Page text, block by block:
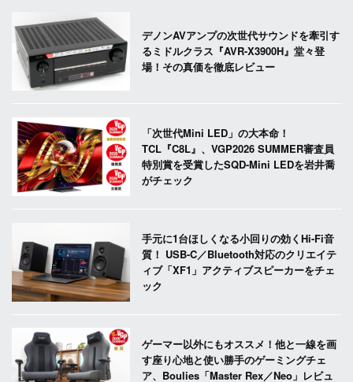
デノンAVアンプの次世代サウンドを牽引す
るミドルクラス『AVR-X3900H』堂々登
場！その真価を徹底レビュー
「次世代Mini LED」の大本命！
TCL『C8L』、VGP2026 SUMMER審査員
特別賞を受賞したSQD-Mini LEDを岩井喬
がチェック
手元に1台ほしくなる小回りの効くHi-Fi音
質！ USB-C／Bluetooth対応のクリエイテ
ィブ「XF1」アクティブスピーカーをチェ
ック
ゲーマー以外にもオススメ！他と一線を画
す座り心地と使い勝手のゲーミングチェ
ア、Boulies「Master Rex／Neo」レビュ